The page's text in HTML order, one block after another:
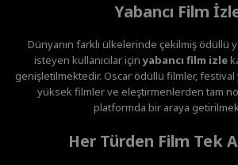
Yabancı Film
Dünyanın farklı ülkelerinde çekilmiş ödüllü
isteyen kullanıcılar içinyabancı film izle
genişletilmektedir. Oscar ödüllü filmler, festival
yüksek filmler ve eleştirmenlerden tam
platformda bir araya
Her Türden Film Tek